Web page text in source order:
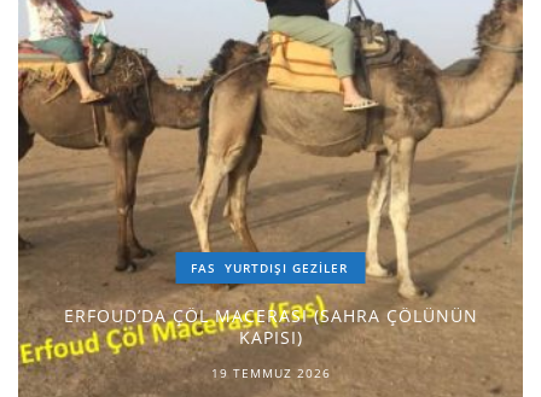
FAS YURTDIŞI GEZILER
ERFOUD’DA ÇÖL MACERASI (SAHRA ÇÖLÜNÜN
KAPISI)
19 TEMMUZ 2026